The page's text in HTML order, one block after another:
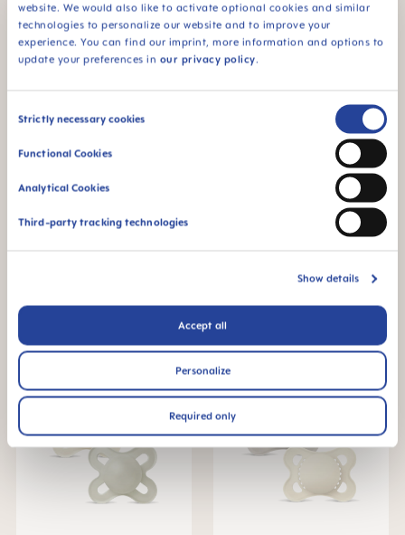
website. We would also like to activate optional cookies and similar
technologies to personalize our website and to improve your
experience. You can find our imprint, more information and options to
update your preferences in our privacy policy.
Consent
Strictly necessary cookies
Functional Cookies
Analytical Cookies
Third-party tracking technologies
Show details
Accept all
Personalize
Required only
MAM Original Nuggi 6+
Monate, 2er Set
MAM Original Nuggi 0-2
IN DEN WARENKORB